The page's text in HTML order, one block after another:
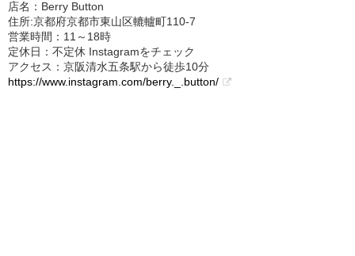
店名：Berry Button
住所:京都府京都市東山区轆轤町110-7
営業時間：11～18時
定休日：不定休 Instagramをチェック
アクセス：京阪清水五条駅から徒歩10分
https://www.instagram.com/berry._.button/